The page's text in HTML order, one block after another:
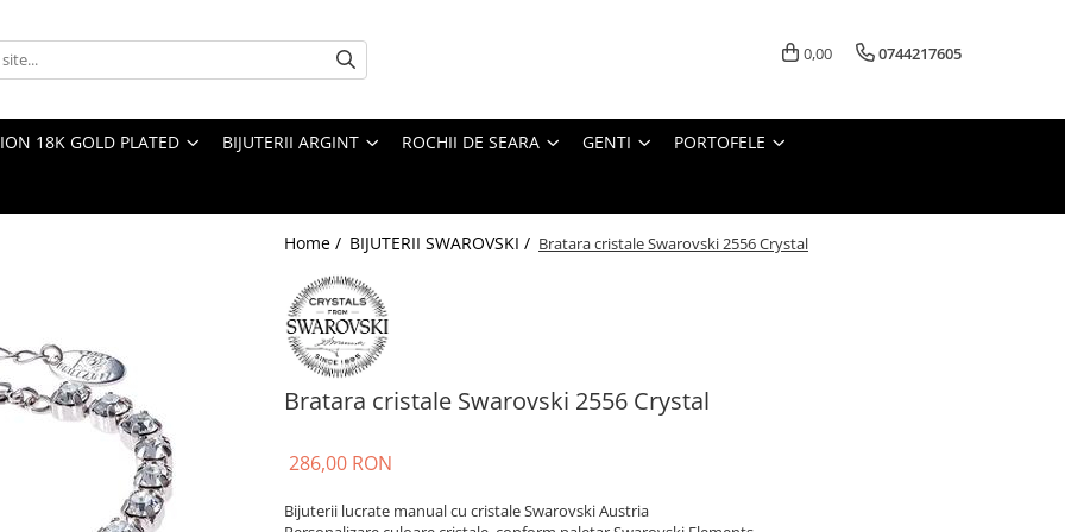
0,00 0744217605
18K GOLD PLATED BIJUTERII ARGINT ROCHII DE SEARA GENTI PORTOFELE
Home / BIJUTERII SWAROVSKI / Bratara cristale Swarovski 2556 Crystal
Bratara cristale Swarovski 2556 Crystal
286,00 RON
Bijuterii lucrate manual cu cristale Swarovski Austria